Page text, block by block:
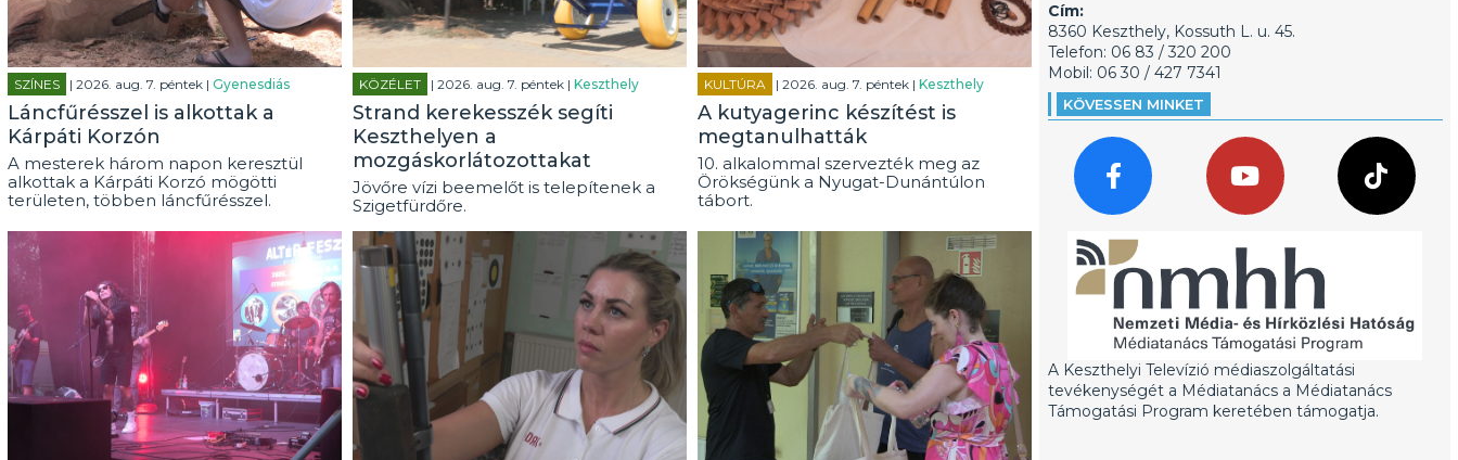
SZÍNES | 2026. aug. 7. péntek | Gyenesdiás
Láncfűrésszel is alkottak a
Kárpáti Korzón
A mesterek három napon keresztül
alkottak a Kárpáti Korzó mögötti
területen, többen láncfűrésszel.
KÖZÉLET | 2026. aug. 7. péntek | Keszthely
Strand kerekesszék segíti
Keszthelyen a
mozgáskorlátozottakat
Jövőre vízi beemelőt is telepítenek a
Szigetfürdőre.
KULTÚRA | 2026. aug. 7. péntek | Keszthely
A kutyagerinc készítést is
megtanulhatták
10. alkalommal szervezték meg az
Örökségünk a Nyugat-Dunántúlon
tábort.
Cím:
8360 Keszthely, Kossuth L. u. 45.
Telefon: 06 83 / 320 200
Mobil: 06 30 / 427 7341
KÖVESSEN MINKET
A Keszthelyi Televízió médiaszolgáltatási
tevékenységét a Médiatanács a Médiatanács
Támogatási Program keretében támogatja.